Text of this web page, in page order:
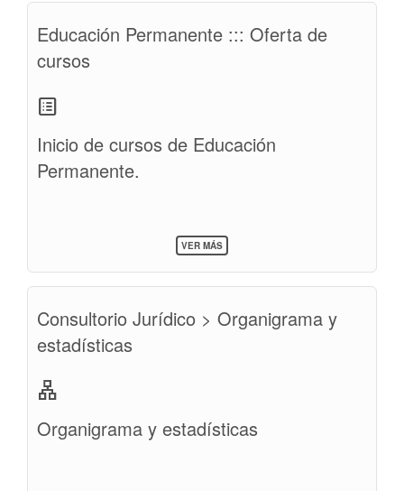
Educación Permanente ::: Oferta de
cursos
list_alt
Inicio de cursos de Educación
Permanente.
VER MÁSSOBRE
EDUCACIÓN
DE
CURSOS
Consultorio Jurídico > Organigrama y
estadísticas
lan
Organigrama y estadísticas